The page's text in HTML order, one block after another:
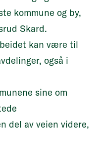
kommune og by,
Skard.
kan være til
også i
sine om
del av veien videre,